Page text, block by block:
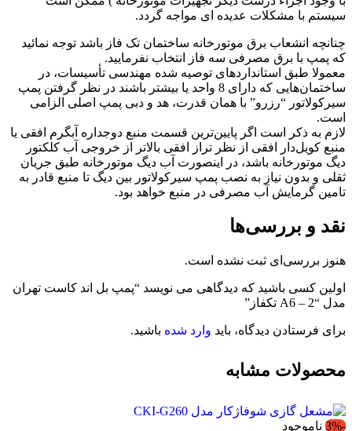
سیستم با مشکلات عدیده ای مواجه گردد.
چنانچه انشعاب برق موتورخانه ساختمان تک فاز باشد توجه نمائید
که پمپ با برق مصرفی سه فاز انتخاب نفرمایید.
معمولا طبق استانداردهای توصیه شده مهندسی تأسیسات، در
ساختمان‌هایی که دارای 8 واحد یا بیشتر باشند در نظر گرفتن پمپ
سیرکولاتور “رزرو” با همان قدرت، هد و دبی پمپ اصلی الزامی
است.
لازم به ذکر است اگر پایین‌ترین قسمت منبع دوجداره آبگرم افقی یا
منبع کویل‌دار افقی از نظر تراز افقی بالاتر از خروجی آب کلکتور
دیگ موتورخانه باشد، در اینصورت آب دیگ موتورخانه طبق جریان
ثقلی و بدون نیاز به نصب پمپ سیرکولاتور بین دیگ تا منبع قادر به
تامین گرمایش آب مصرفی در منبع خواهد بود.
نقد و بررسی‌ها
هنوز بررسی‌ای ثبت نشده است.
اولین کسی باشید که دیدگاهی می نویسد “پمپ بل اند کاست تهران
مدل “2 – A6 تکفاز”
برای فرستادن دیدگاه، باید وارد شده باشید.
محصولات مشابه
-3% ناموجود